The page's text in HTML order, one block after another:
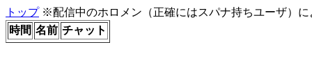
トップ※配信中のホロメン（正確にはスパナ持ちユーザ）
時間 名前 チャット